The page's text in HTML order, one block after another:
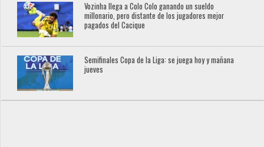
Vozinha llega a Colo Colo ganando un sueldo
millonario, pero distante de los jugadores mejor
pagados del Cacique
Semifinales Copa de la Liga: se juega hoy y mañana
jueves